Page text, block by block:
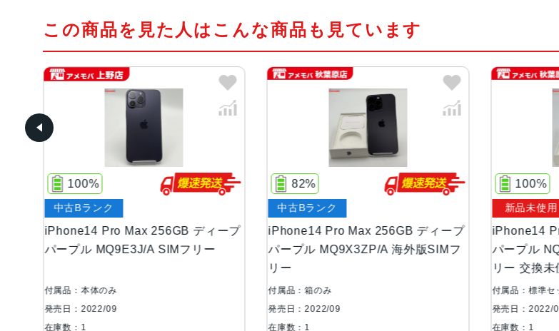
カラー スペースブラック
容量 128GB、256GB、
サイズ・重さ
液晶 6.7インチ（対角）
防沫性能、耐水性
能、防塵性能
IEC規格60529にも
48MPメイン：
正、7枚構成のレ
0°視野角、6枚構
セルセンサーを活
この商品を見た人はこんな商品も見ています
Max 256GB ディープ
A SIMフリー
iPhone14 Pro Max 256GB ディープ
パープル MQ9X3ZP/A 海外版SIMフ
82%
iPhone14 Pro Max 256GB デ
パープル NQ9E3J/A Apple版
100%